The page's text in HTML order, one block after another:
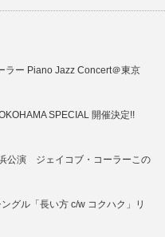
ラー Piano Jazz Concert＠東京
SPECIAL 開催決定!!
公演 ジェイコブ・コーラーこの
グル「長い方 c/w コクハク」リ